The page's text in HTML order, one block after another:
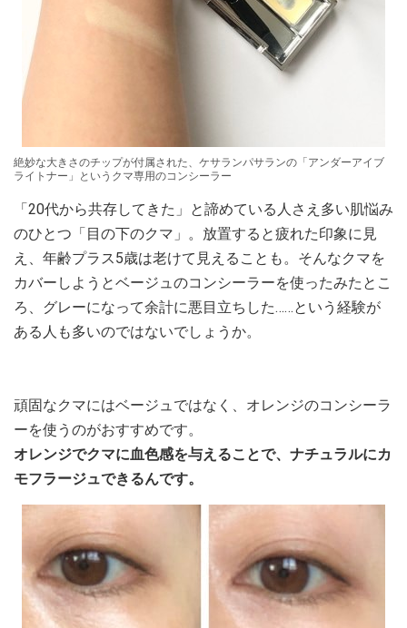
絶妙な大きさのチップが付属された、ケサランパサランの「アンダーアイブ
ライトナー」というクマ専用のコンシーラー
「20代から共存してきた」と諦めている人さえ多い肌悩み
のひとつ「目の下のクマ」。放置すると疲れた印象に見
え、年齢プラス5歳は老けて見えることも。そんなクマを
カバーしようとベージュのコンシーラーを使ったみたとこ
ろ、グレーになって余計に悪目立ちした……という経験が
ある人も多いのではないでしょうか。
頑固なクマにはベージュではなく、オレンジのコンシーラ
ーを使うのがおすすめです。
オレンジでクマに血色感を与えることで、ナチュラルにカ
モフラージュできるんです。